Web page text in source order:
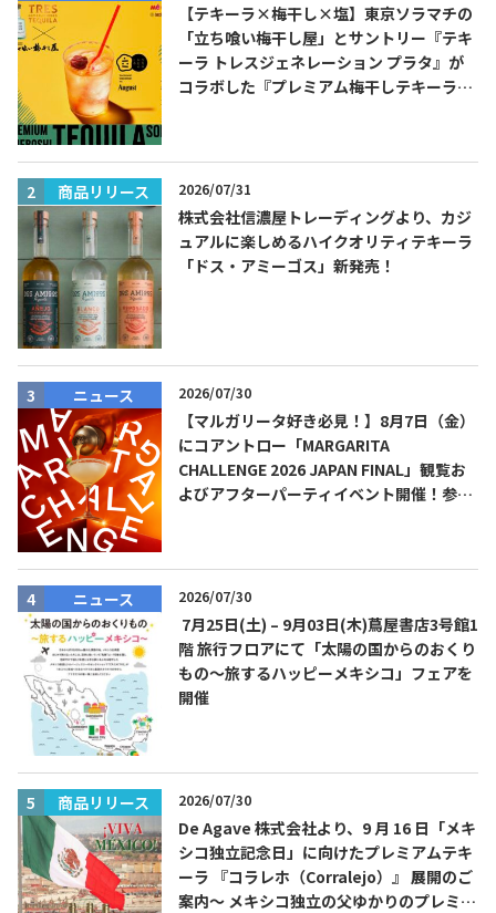
【テキーラ×梅干し×塩】東京ソラマチの
「立ち喰い梅干し屋」とサントリー『テキ
ーラ トレスジェネレーション プラタ』が
コラボした『プレミアム梅干しテキーラソ
商品リリース 2026/07/31
株式会社信濃屋トレーディングより、カジ
ュアルに楽しめるハイクオリティテキーラ
「ドス・アミーゴス」新発売！
ニュース 2026/07/30
【マルガリータ好き必見！】8月7日（金）
にコアントロー「MARGARITA
CHALLENGE 2026 JAPAN FINAL」観覧お
よびアフターパーティイベント開催！参加
ニュース 2026/07/30
7月25日(土) – 9月03日(木)蔦屋書店3号館1
階 旅行フロアにて「太陽の国からのおくり
もの～旅するハッピーメキシコ」フェアを
開催
商品リリース 2026/07/30
De Agave 株式会社より、9 月 16 日「メキ
シコ独立記念日」に向けたプレミアムテキ
ーラ 『コラレホ（Corralejo）』 展開のご
案内〜 メキシコ独立の父ゆかりのプレミア